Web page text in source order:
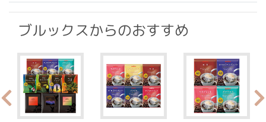
ブルックスからのおすすめ